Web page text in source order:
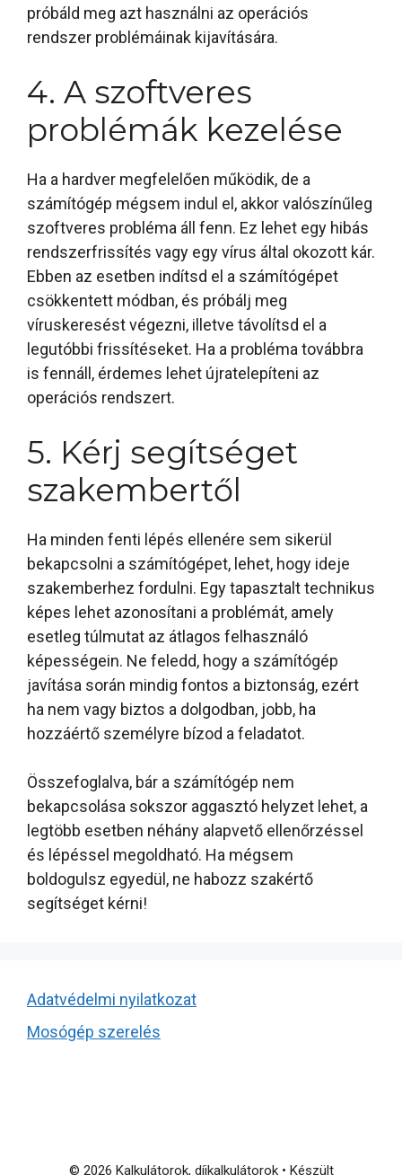
próbáld meg azt használni az operációs
rendszer problémáinak kijavítására.
4. A szoftveres
problémák kezelése
Ha a hardver megfelelően működik, de a
számítógép mégsem indul el, akkor valószínűleg
szoftveres probléma áll fenn. Ez lehet egy hibás
rendszerfrissítés vagy egy vírus által okozott kár.
Ebben az esetben indítsd el a számítógépet
csökkentett módban, és próbálj meg
víruskeresést végezni, illetve távolítsd el a
legutóbbi frissítéseket. Ha a probléma továbbra
is fennáll, érdemes lehet újratelepíteni az
operációs rendszert.
5. Kérj segítséget
szakembertől
Ha minden fenti lépés ellenére sem sikerül
bekapcsolni a számítógépet, lehet, hogy ideje
szakemberhez fordulni. Egy tapasztalt technikus
képes lehet azonosítani a problémát, amely
esetleg túlmutat az átlagos felhasználó
képességein. Ne feledd, hogy a számítógép
javítása során mindig fontos a biztonság, ezért
ha nem vagy biztos a dolgodban, jobb, ha
hozzáértő személyre bízod a feladatot.
Összefoglalva, bár a számítógép nem
bekapcsolása sokszor aggasztó helyzet lehet, a
legtöbb esetben néhány alapvető ellenőrzéssel
és lépéssel megoldható. Ha mégsem
boldogulsz egyedül, ne habozz szakértő
segítséget kérni!
Adatvédelmi nyilatkozat
Mosógép szerelés
© 2026 Kalkulátorok, díjkalkulátorok• Készült